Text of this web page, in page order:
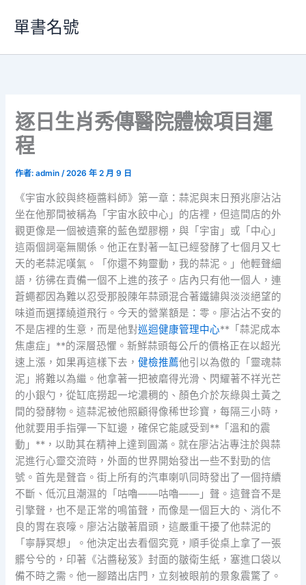
要
單書名號
逐日生肖秀傳醫院體檢項目運
程
作者:admin/2026 年 2 月 9 日
《宇宙水餃與終極醬料師》第一章：蒜泥與末日預兆廖沾沾
坐在他那間被稱為「宇宙水餃中心」的店裡，但這間店的外
觀更像是一個被遺棄的藍色塑膠棚，與「宇宙」或「中心」
這兩個詞毫無關係。他正在對著一缸已經發酵了七個月又七
天的老蒜泥嘆氣。「你還不夠靈動，我的蒜泥。」他輕聲細
語，彷彿在責備一個不上進的孩子。店內只有他一個人，連
蒼蠅都因為難以忍受那股陳年蒜頭混合著鐵鏽與淡淡絕望的
味道而選擇繞道飛行。今天的營業額是：零。廖沾沾不安的
不是店裡的生意，而是他對巡迴健康管理中心**「蒜泥成本
焦慮症」**的深層恐懼。新鮮蒜頭每公斤的價格正在以超光
速上漲，如果再這樣下去，健檢推薦他引以為傲的「靈魂蒜
泥」將難以為繼。他拿著一把被磨得光滑、閃耀著不祥光芒
的小銀勺，從缸底撈起一坨濃稠的、顏色介於灰綠與土黃之
間的發酵物。這蒜泥被他照顧得像稀世珍寶，每隔三小時，
他就要用手指彈一下缸邊，確保它能感受到**「溫和的震
動」**，以助其在精神上達到圓滿。就在廖沾沾專注於與蒜
泥進行心靈交流時，外面的世界開始發出一些不對勁的信
號。首先是聲音。街上所有的汽車喇叭同時發出了一個持續
不斷、低沉且潮濕的「咕嚕——咕嚕——」聲。這聲音不是
引擎聲，也不是正常的鳴笛聲，而像是一個巨大的、消化不
良的胃在哀嚎。廖沾沾皺著眉頭，這嚴重干擾了他蒜泥的
「寧靜冥想」。他決定出去看個究竟，順手從桌上拿了一張
髒兮兮的，印著《沾醬秘笈》封面的皺衛生紙，塞進口袋以
備不時之需。他一腳踏出店門，立刻被眼前的景象震驚了。